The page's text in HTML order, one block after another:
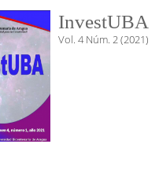
InvestUBA
Vol. 4 Núm. 2 (2021)